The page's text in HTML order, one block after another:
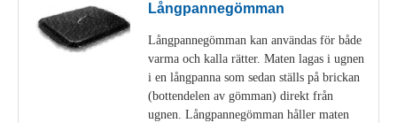
Långpannegömman
Långpannegömman kan användas för både
varma och kalla rätter. Maten lagas i ugnen
i en långpanna som sedan ställs på brickan
(bottendelen av gömman) direkt från
ugnen. Långpannegömman håller maten